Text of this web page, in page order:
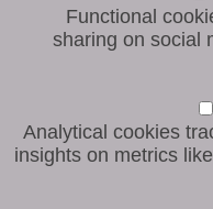
Functional
sharing on social
Analytical cookies
insights on metrics